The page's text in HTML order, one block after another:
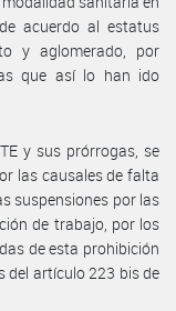
acuerdo al estatus
y aglomerado, por
que así lo han ido
y sus prórrogas, se
las causales de falta
suspensiones por las
de trabajo, por los
de esta prohibición
del artículo 223 bis de